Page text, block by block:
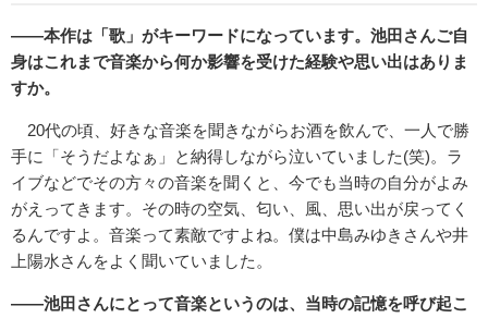
――本作は「歌」がキーワードになっています。池田さんご自
身はこれまで音楽から何か影響を受けた経験や思い出はありま
すか。
20代の頃、好きな音楽を聞きながらお酒を飲んで、一人で勝
手に「そうだよなぁ」と納得しながら泣いていました(笑)。ラ
イブなどでその方々の音楽を聞くと、今でも当時の自分がよみ
がえってきます。その時の空気、匂い、風、思い出が戻ってく
るんですよ。音楽って素敵ですよね。僕は中島みゆきさんや井
上陽水さんをよく聞いていました。
――池田さんにとって音楽というのは、当時の記憶を呼び起こ